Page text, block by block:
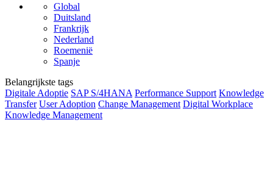
Global
Duitsland
Frankrijk
Nederland
Roemenië
Spanje
Belangrijkste tags
Digitale Adoptie SAP S/4HANA Performance Support Knowledge
Transfer User Adoption Change Management Digital Workplace
Knowledge Management